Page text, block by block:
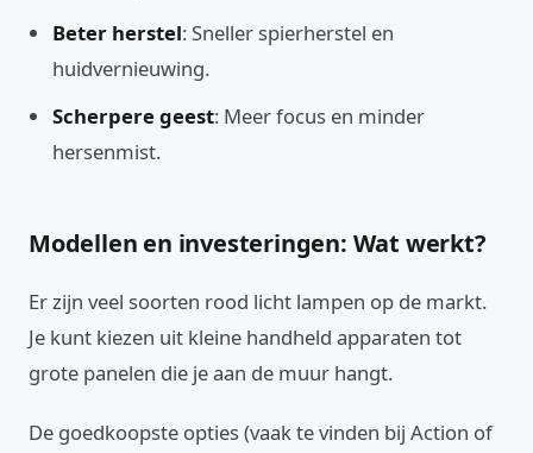
Beter herstel: Sneller spierherstel en
huidvernieuwing.
Scherpere geest: Meer focus en minder
hersenmist.
Modellen en investeringen: Wat werkt?
Er zijn veel soorten rood licht lampen op de markt.
Je kunt kiezen uit kleine handheld apparaten tot
grote panelen die je aan de muur hangt.
De goedkoopste opties (vaak te vinden bij Action of